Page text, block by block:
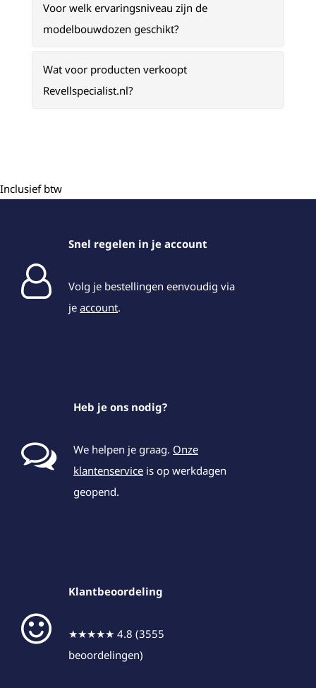
Voor welk ervaringsniveau zijn de
modelbouwdozen geschikt?
Wat voor producten verkoopt
Revellspecialist.nl?
Inclusief btw
Snel regelen in je account
Volg je bestellingen eenvoudig via
je account.
Heb je ons nodig?
We helpen je graag. Onze
klantenservice is op werkdagen
geopend.
Klantbeoordeling
★★★★★ 4.8 (3555
beoordelingen)